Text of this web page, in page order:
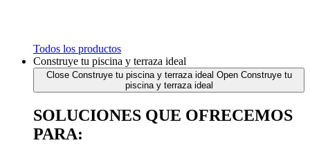
Todos los productos
Construye tu piscina y terraza ideal
Close Construye tu piscina y terraza ideal Open Construye tu
piscina y terraza ideal
SOLUCIONES QUE OFRECEMOS
PARA: